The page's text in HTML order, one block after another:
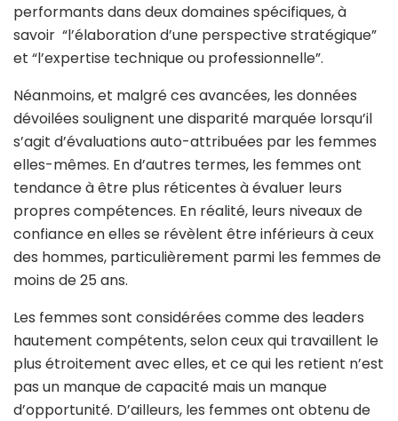
performants dans deux domaines spécifiques, à
savoir “l’élaboration d’une perspective stratégique”
et “l’expertise technique ou professionnelle”.
Néanmoins, et malgré ces avancées, les données
dévoilées soulignent une disparité marquée lorsqu’il
s’agit d’évaluations auto-attribuées par les femmes
elles-mêmes. En d’autres termes, les femmes ont
tendance à être plus réticentes à évaluer leurs
propres compétences. En réalité, leurs niveaux de
confiance en elles se révèlent être inférieurs à ceux
des hommes, particulièrement parmi les femmes de
moins de 25 ans.
Les femmes sont considérées comme des leaders
hautement compétents, selon ceux qui travaillent le
plus étroitement avec elles, et ce qui les retient n’est
pas un manque de capacité mais un manque
d’opportunité. D’ailleurs, les femmes ont obtenu de